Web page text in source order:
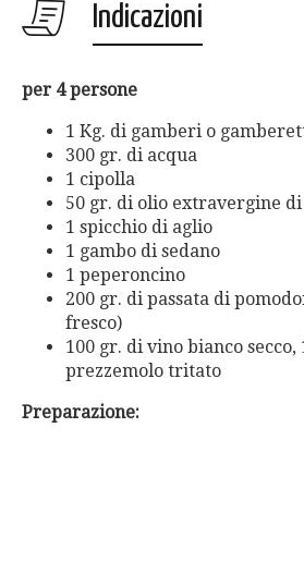
Indicazioni
per 4 persone
1 Kg. di gamberi o
300 gr. di acqua
1 cipolla
50 gr. di olio extravergine
1 spicchio di aglio
1 gambo di sedano
1 peperoncino
200 gr. di passata di
fresco)
100 gr. di vino bianco secco,
prezzemolo tritato
Preparazione: